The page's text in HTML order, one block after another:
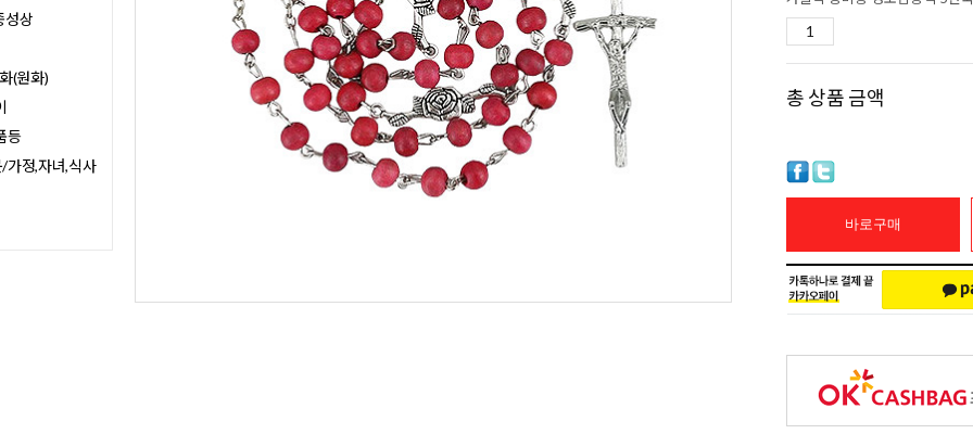
성상
(원화)
등
가정,자녀,식사
총 상품 금액
바로구매